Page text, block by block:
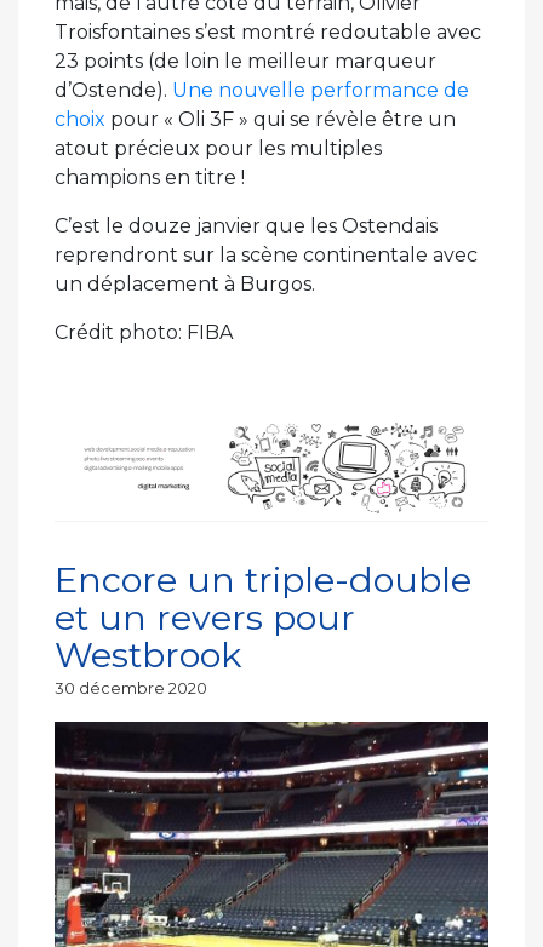
Troisfontaines s’est montré redoutable avec
23 points (de loin le meilleur marqueur
d’Ostende). Une nouvelle performance de
choix pour « Oli 3F » qui se révèle être un
atout précieux pour les multiples
champions en titre !
C’est le douze janvier que les Ostendais
reprendront sur la scène continentale avec
un déplacement à Burgos.
Crédit photo: FIBA
Encore un triple-double
et un revers pour
Westbrook
Publié
30 décembre 2020